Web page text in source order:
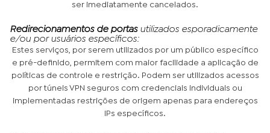
ser imediatamente cancelados.
Redirecionamentos de portasutilizados esporadicamente
e/ou por usuários específicos:
Estes serviços, por serem utilizados por um público específico
e pré-definido, permitem com maior facilidade a aplicação de
políticas de controle e restrição. Podem ser utilizados acessos
por túneis VPN seguros com credenciais individuais ou
implementadas restrições de origem apenas para endereços
IPs específicos.